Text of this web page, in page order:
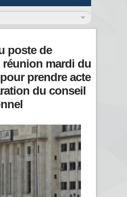
poste de
réunion mardi du
prendre acte
du conseil